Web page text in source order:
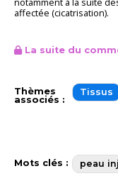
affectée (cicatrisation).
La suite du
Thèmes
associés :
Tissus
Mots clés : peau